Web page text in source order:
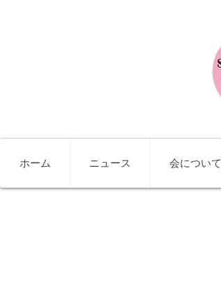
ホーム ニュース 会について